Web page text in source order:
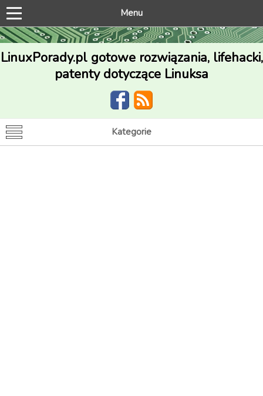
Menu
LinuxPorady.pl gotowe rozwiązania, lifehacki,
patenty dotyczące Linuksa
Kategorie